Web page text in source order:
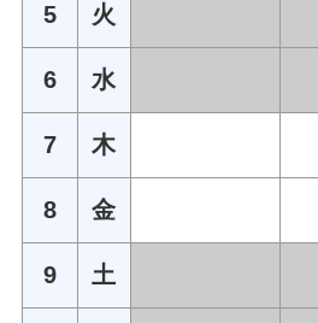
5 火
6 水
7 木
8 金
9 土